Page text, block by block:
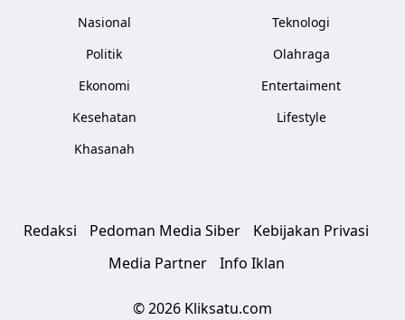
Nasional
Politik
Ekonomi
Kesehatan
Khasanah
Teknologi
Olahraga
Entertaiment
Lifestyle
Redaksi Pedoman Media Siber
Kebijakan Privasi
Media Partner
Info Iklan
© 2026 Kliksatu.com